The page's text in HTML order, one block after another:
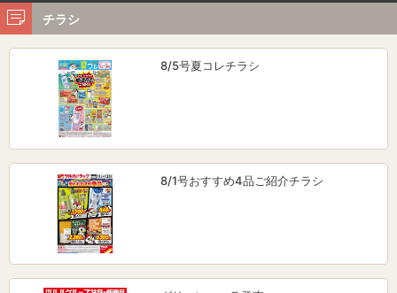
チラシ
8/5号夏コレチラシ
8/1号おすすめ4品ご紹介チラシ